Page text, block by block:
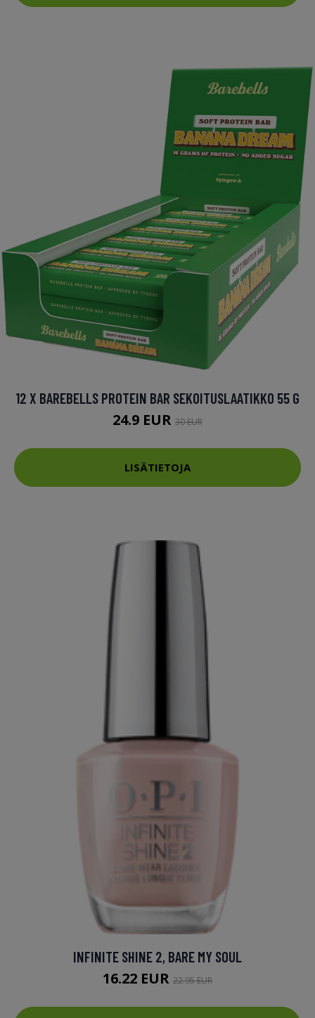
12 X BAREBELLS PROTEIN BAR SEKOITUSLAATIKKO 55 G
24.9 EUR 30 EUR
LISÄTIETOJA
INFINITE SHINE 2, BARE MY SOUL
16.22 EUR 22.95 EUR